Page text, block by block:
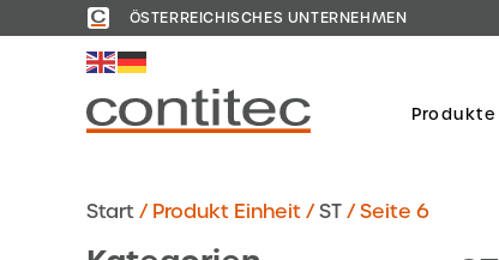
ÖSTERREICHISCHES UNTERNEHMEN
Produkte
Start/ Produkt Einheit /ST/ Seite 6